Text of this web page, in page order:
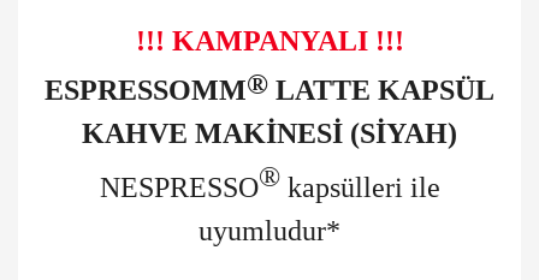
!!! KAMPANYALI !!!
ESPRESSOMM® LATTE KAPSÜL
KAHVE MAKİNESİ (SİYAH)
NESPRESSO®kapsülleri ile
uyumludur*